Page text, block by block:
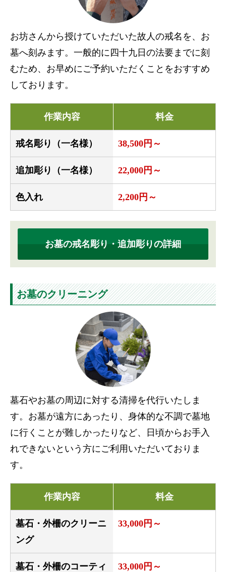
お坊さんから授けていただいた故人の戒名を、お
墓へ刻みます。一般的に四十九日の法要までに刻
むため、お早めにご予約いただくことをおすすめ
しております。
作業内容 料金
戒名彫り（一名様） 38,500円～
追加彫り（一名様） 22,000円～
色入れ 2,200円～
お墓の戒名彫り・追加彫りの詳細
お墓のクリーニング
墓石やお墓の周辺に対する清掃を代行いたしま
す。お墓が遠方にあったり、身体的な不調で墓地
に行くことが難しかったりなど、日頃からお手入
れできないという方にご利用いただいておりま
す。
作業内容 料金
墓石・外柵のクリーニ
ング
33,000円～
墓石・外柵のコーティ
33,000円～